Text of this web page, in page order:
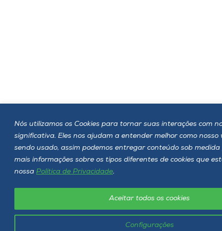
Nós utilizamos os Cookies para tornar suas interações com
significativa. Eles nos ajudam a entender melhor como nosso
sendo usado, assim podemos entregar conteúdo sob
mais informações sobre os tipos diferentes de cookies que
nossa Política de Privacidade.
Configurações
Aceitar todos os cookies